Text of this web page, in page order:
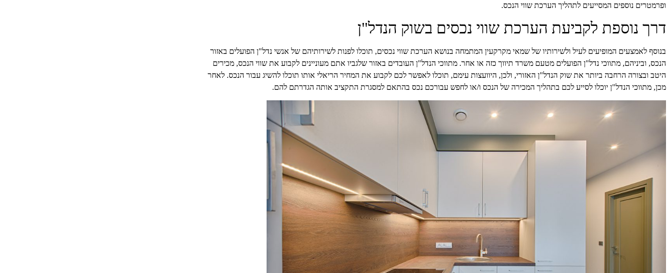
ופרמטרים נוספים המסייעים לתהליך הערכת שווי הנכס.
דרך נוספת לקביעת הערכת שווי נכסים בשוק הנדל"ן
בנוסף לאמצעים המופיעים לעיל ולשירותיו של שמאי מקרקעין המתמחה בנושא הערכת שווי נכסים, תוכלו לפנות לשירותיהם של אנשי נדל"ן הפועלים באזור
הנכס, וביניהם, מתווכי נדל"ן הפועלים מטעם משרד תיווך כזה או אחר. מתווכי הנדל"ן העובדים באזור שלגביו אתם מעוניינים לקבוע את שווי הנכס, מכירים
היטב ובצורה הרחבה ביותר את שוק הנדל"ן האזורי, ולכן, היוועצות עימם, תוכלו לאפשר לכם לקבוע את המחיר הריאלי אותו תוכלו להשיג עבור הנכס. לאחר
מכן, מתווכי הנדל"ן יוכלו לסייע לכם בתהליך המכירה של הנכס ו/או לחפש עבורכם נכס בהתאם למסגרת התקציב אותה הגדרתם להם.